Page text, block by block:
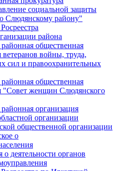
социальной защиты
Слюдянскому району"
района
общественная
ветеранов войны, труда,
сил и правоохранительных
общественная
"Совет женщин Слюдянского
организация
организации
общественной организации
о
деятельности органов